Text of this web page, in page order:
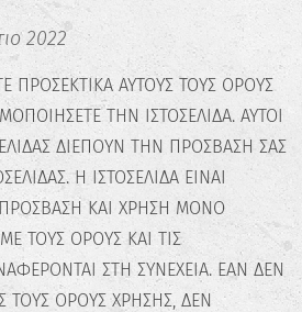
2022
ΠΡΟΣΕΚΤΙΚΑ ΑΥΤΟΥΣ ΤΟΥΣ ΟΡΟΥΣ
ΤΗΝ ΙΣΤΟΣΕΛΙΔΑ. ΑΥΤΟΙ
ΔΙΕΠΟΥΝ ΤΗΝ ΠΡΟΣΒΑΣΗ ΣΑΣ
Η ΙΣΤΟΣΕΛΙΔΑ ΕΙΝΑΙ
ΠΡΟΣΒΑΣΗ ΚΑΙ ΧΡΗΣΗ ΜΟΝΟ
ΤΟΥΣ ΟΡΟΥΣ ΚΑΙ ΤΙΣ
ΣΤΗ ΣΥΝΕΧΕΙΑ. ΕΑΝ ΔΕΝ
ΤΟΥΣ ΟΡΟΥΣ ΧΡΗΣΗΣ, ΔΕΝ